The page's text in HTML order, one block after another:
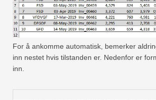
For å ankomme automatisk, bemerker
inn nestet hvis tilstanden er. Nedenfor er
inn.